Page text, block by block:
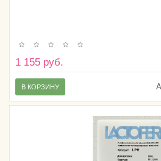
1 155 руб.
В КОРЗИНУ